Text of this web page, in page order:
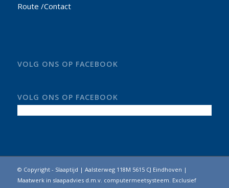
Route /Contact
VOLG ONS OP FACEBOOK
VOLG ONS OP FACEBOOK
© Copyright - Slaaptijd | Aalsterweg 118M 5615 CJ Eindhoven |
Maatwerk in slaapadvies d.m.v. computermeetsysteem. Exclusief